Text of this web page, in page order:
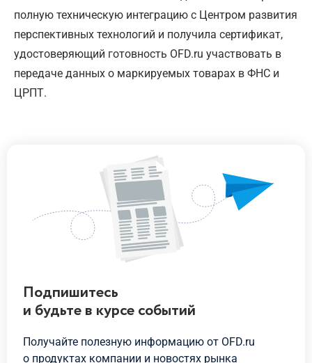
полную техническую интеграцию с Центром развития
перспективных технологий и получила сертификат,
удостоверяющий готовность OFD.ru участвовать в
передаче данных о маркируемых товарах в ФНС и
ЦРПТ.
Подпишитесь
и будьтев курсесобытий
Получайте полезную информацию от OFD.ru
о продуктах компании и новостях рынка